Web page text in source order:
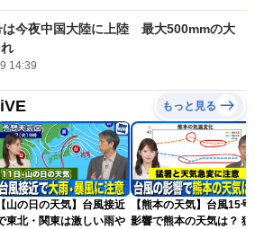
は今夜中国大陸に上陸 最大500mmの大
14:39
もっと見る
【山の日の天気】台風接近
東北・関東は激しい雨や
【熊本の天気】台風15号
影響で熊本の天気は？ 猛